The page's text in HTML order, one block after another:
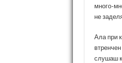
много-
не
Ала при
слушаш